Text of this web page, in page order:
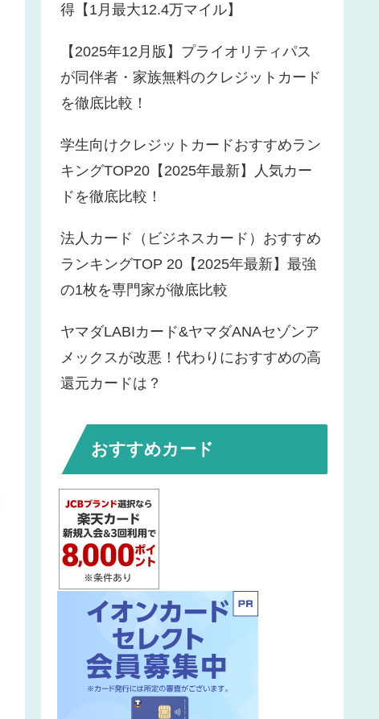
得【1月最大12.4万マイル】
【2025年12月版】プライオリティパス
が同伴者・家族無料のクレジットカード
を徹底比較！
学生向けクレジットカードおすすめラン
キングTOP20【2025年最新】人気カー
ドを徹底比較！
法人カード（ビジネスカード）おすすめ
ランキングTOP 20【2025年最新】最強
の1枚を専門家が徹底比較
ヤマダLABIカード&ヤマダANAセゾンア
メックスが改悪！代わりにおすすめの高
還元カードは？
おすすめカード